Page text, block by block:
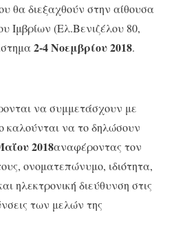
θα διεξαχθούν στην αίθουσα
Ιμβρίων (Ελ.Βενιζέλου 80,
2-4 Νοεμβρίου 2018.
να συμμετάσχουν με
καλούνται να το δηλώσουν
2018αναφέροντας τον
ονοματεπώνυμο, ιδιότητα,
ηλεκτρονική διεύθυνση στις
των μελών της